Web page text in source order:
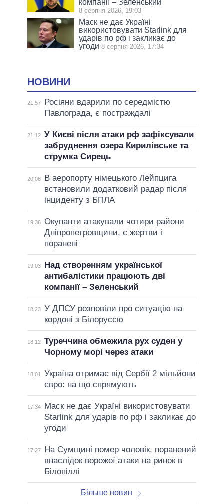
компанії – Зеленський
8 серпня 2026, 19:03
Маск не дає Україні
використовувати Starlink для
ударів по рф і закликає до
угоди 8 серпня 2026, 17:34
НОВИНИ
21:57
Росіяни вдарили по середмістю
Павлограда, є постраждалі
21:12 У Києві після атаки рф зафіксували
забруднення озера Кирилівське та
струмка Сирець
20:08
В аеропорту німецького Лейпцига
встановили додатковий радар після
інциденту з БПЛА
19:36 Окупанти атакували чотири райони
Дніпропетровщини, є жертви і
поранені
19:03
Над створенням української
антибалістики працюють дві
компанії – Зеленський
18:23 У ДПСУ розповіли про ситуацію на
кордоні з Білоруссю
18:12 Туреччина обмежила рух суден у
Чорному морі через атаки
18:01
Україна отримає від Сербії 2 мільйони
євро: на що спрямують
17:34
Маск не дає Україні використовувати
Starlink для ударів по рф і закликає до
угоди
17:27
На Сумщині помер чоловік, поранений
внаслідок ворожої атаки на ринок в
Білопіллі
Більше новин